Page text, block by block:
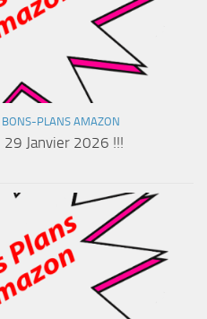
BONS-PLANS AMAZON
29 Janvier 2026 !!!